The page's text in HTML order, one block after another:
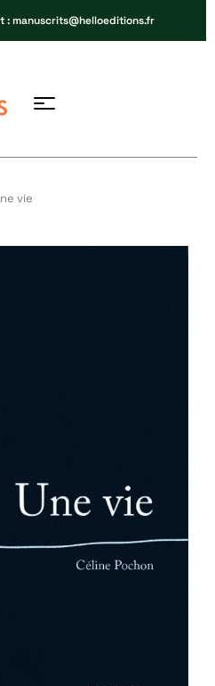
: manuscrits@helloeditions.fr
vie